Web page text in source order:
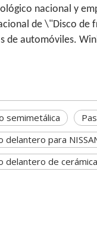
nacional y
de \"Disco de
de automóviles.
semimetálica
delantero para
delantero de cerámica